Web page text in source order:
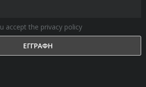
accept the privacy policy